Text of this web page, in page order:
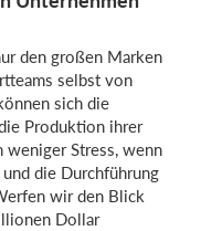
den großen Marken
selbst von
sich die
Produktion ihrer
weniger Stress, wenn
die Durchführung
wir den Blick
Dollar